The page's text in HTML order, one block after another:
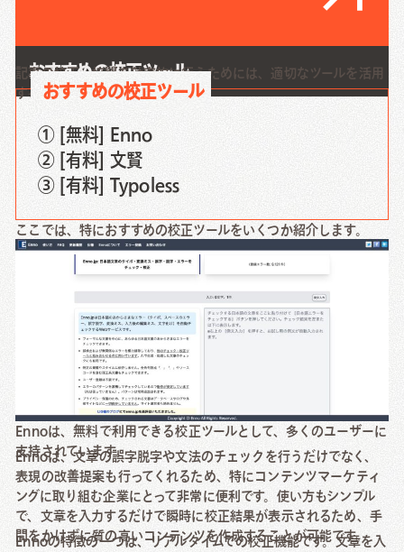
おすすめの校正ツール
記事の校正・校閲を効率的に行うためには、適切なツールを活用
することが重要です。
おすすめの校正ツール
① [無料] Enno
② [有料] 文賢
③ [有料] Typoless
ここでは、特におすすめの校正ツールをいくつか紹介します。
[無料] Enno
Ennoは、無料で利用できる校正ツールとして、多くのユーザーに
支持されています。
Ennoは、文章の誤字脱字や文法のチェックを行うだけでなく、
表現の改善提案も行ってくれるため、特にコンテンツマーケティ
ングに取り組む企業にとって非常に便利です。使い方もシンプル
で、文章を入力するだけで瞬時に校正結果が表示されるため、手
間をかけずに質の高いコンテンツを作成することが可能です。
Ennoの特徴の一つは、リアルタイムでの校正機能です。文章を入